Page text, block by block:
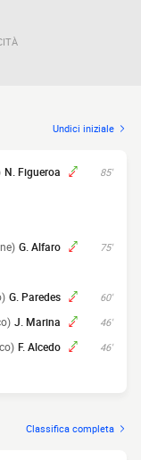
Undici iniziale
85'
N. Figueroa
75'
G. Alfaro
60'
G. Paredes
46'
J. Marina
46'
F. Alcedo
Classifica completa